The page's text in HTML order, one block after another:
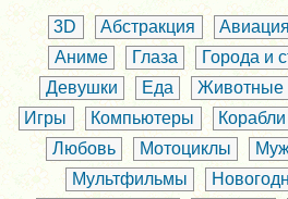
3D Абстракция
Аниме
Глаза
Города и
Девушки
Еда
Животные
Игры
Компьютеры
Корабли
Любовь
Мотоциклы
Мультфильмы